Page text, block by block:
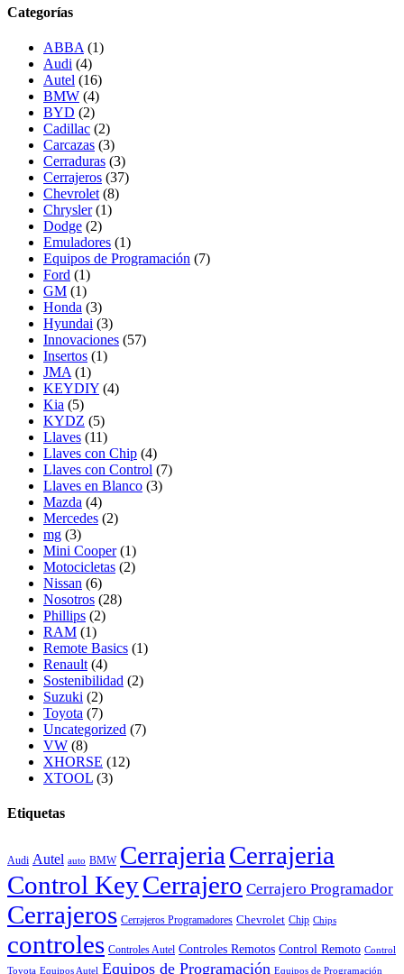
Categorías
ABBA (1)
Audi (4)
Autel (16)
BMW (4)
BYD (2)
Cadillac (2)
Carcazas (3)
Cerraduras (3)
Cerrajeros (37)
Chevrolet (8)
Chrysler (1)
Dodge (2)
Emuladores (1)
Equipos de Programación (7)
Ford (1)
GM (1)
Honda (3)
Hyundai (3)
Innovaciones (57)
Insertos (1)
JMA (1)
KEYDIY (4)
Kia (5)
KYDZ (5)
Llaves (11)
Llaves con Chip (4)
Llaves con Control (7)
Llaves en Blanco (3)
Mazda (4)
Mercedes (2)
mg (3)
Mini Cooper (1)
Motocicletas (2)
Nissan (6)
Nosotros (28)
Phillips (2)
RAM (1)
Remote Basics (1)
Renault (4)
Sostenibilidad (2)
Suzuki (2)
Toyota (7)
Uncategorized (7)
VW (8)
XHORSE (12)
XTOOL (3)
Etiquetas
Audi Autel auto BMW Cerrajeria Cerrajeria
Control KeyCerrajero Cerrajero Programador
Cerrajeros Cerrajeros Programadores Chevrolet Chip Chips
controles Controles Autel Controles Remotos Control Remoto Control
Toyota Equipos Autel Equipos de Programación Equipos de Programación